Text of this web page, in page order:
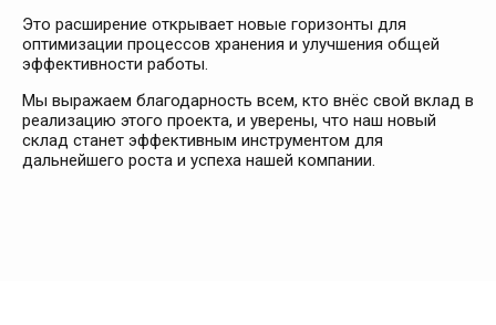
Это расширение открывает новые горизонты для
оптимизации процессов хранения и улучшения общей
эффективности работы.
Мы выражаем благодарность всем, кто внёс свой вклад в
реализацию этого проекта, и уверены, что наш новый
склад станет эффективным инструментом для
дальнейшего роста и успеха нашей компании.